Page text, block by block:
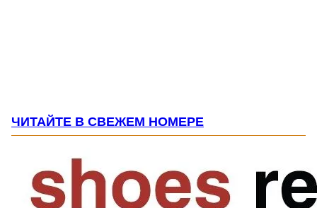
ЧИТАЙТЕ В СВЕЖЕМ НОМЕРЕ